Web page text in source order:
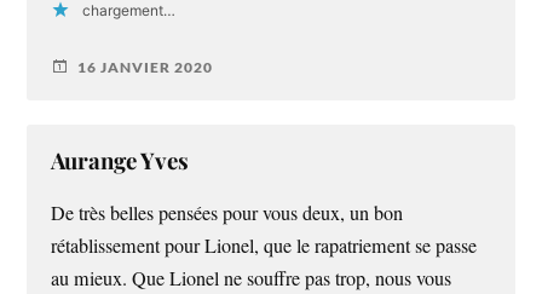
chargement…
16 JANVIER 2020
Aurange Yves
De très belles pensées pour vous deux, un bon
rétablissement pour Lionel, que le rapatriement se passe
au mieux. Que Lionel ne souffre pas trop, nous vous